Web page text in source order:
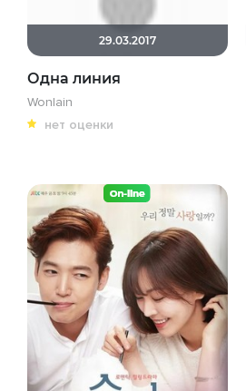
29.03.2017
Одна линия
Wonlain
нет оценки